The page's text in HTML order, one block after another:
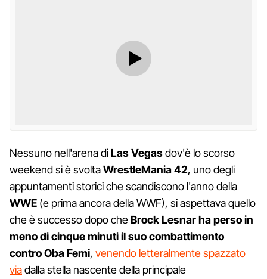
Nessuno nell'arena diLas Vegasdov'è lo scorso
weekend si è svoltaWrestleMania 42, uno degli
appuntamenti storici che scandiscono l'anno della
WWE (e prima ancora della WWF), si aspettava quello
che è successo dopo cheBrock Lesnar ha perso in
meno di cinque minuti il suo combattimento
contro Oba Femi, venendo letteralmente spazzato
viadalla stella nascente della principale